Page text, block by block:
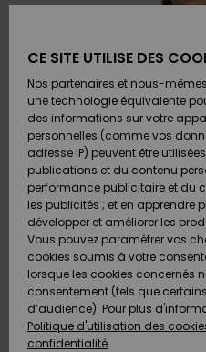
& Tongs
Surf
Snow
& Tongs
Surf
Snow
FEMME
A
Découvrir
Snow
SURF
Surf
Shop
Enfant
Highlights
SNOW
Snow
Shop
Enfant
Snow
Shop
Femme
A
Découvrir
OUTLET
Enfant
Outlet
Femme
AIDE &
CONTACT
Retours
Paiement
Carte
Cadeau
Quiksilver
Freedom
Protection
des
MAGASINS
CE SITE UTILISE DES
Nos partenaires et nous-
une technologie équivalente
des informations sur votre
personnelles (comme vos
adresse IP) peuvent être
publications et du contenu
performance publicitaire et du
les publicités ; et en apprendre
développer et améliorer les
Vous pouvez paramétrer vos
cookies soumis à votre
lorsque les cookies concernés
consentement (tels que
d’audience). Pour plus
Politique d'utilisation des
confidentialité